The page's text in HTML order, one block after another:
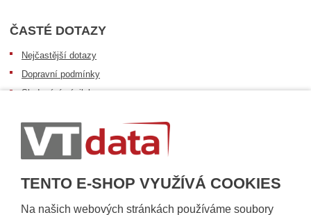
TENTO E-SHOP VYUŽÍVÁ COOKIES
Na našich webových stránkách používáme soubory
ČASTÉ DOTAZY
Nejčastější dotazy
Dopravní podmínky
Sledování zásilek
Informace k dostupnosti zboží
Obecné informace